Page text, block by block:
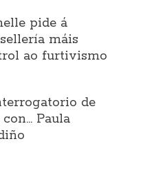
pide á
máis
ao furtivismo
de
Paula